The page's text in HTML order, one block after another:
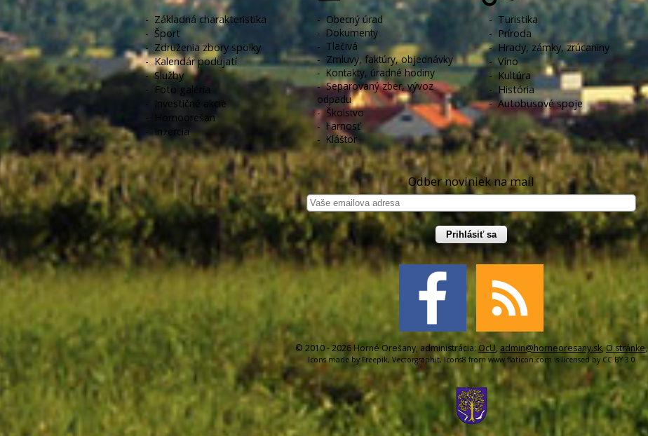
- Základná charakteristika
- Šport
- Združenia zbory spolky
-Kalendár podujatí
-Služby
- Foto galéria
- Investičné akcie
-
Hornoorešan
-
Inzercia
- Obecný úrad
-Dokumenty
- Tlačivá
- Zmluvy, faktúry, objednávky
- Kontakty, úradné hodiny
-Separovaný zber, vývoz
odpadu
- Školstvo
- Farnosť
- Kláštor
- Turistika
- Príroda
-Hrady, zámky, zrúcaniny
-Víno
- Kultúra
- História
-Autobusové spoje
Odber noviniek na mail
Prihlásiť sa
© 2010 - 2026 Horné Orešany, administrácia: OcU, admin@horneoresany.sk,O stránke,
Icons made by Freepik, Vectorgraphit,Icons8 fromwww.flaticon.com is licensed by CC BY 3.0